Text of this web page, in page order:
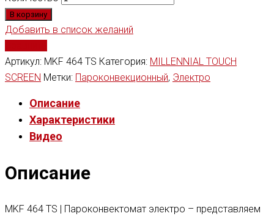
В корзину
Добавить в список желаний
Артикул: MKF 464 TS Категория: MILLENNIAL TOUCH
SCREEN Метки: Пароконвекционный, Электро
Описание
Характеристики
Видео
Описание
MKF 464 TS | Пароконвектомат электро – представляем